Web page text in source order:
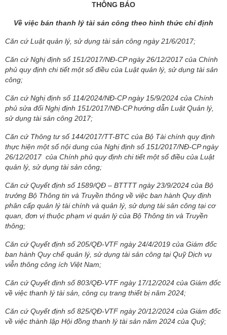
THÔNG BÁO
Về việc bán thanh lý tài sản công theo hình thức chỉ định
Căn cứ Luật quản lý, sử dụng tài sản công ngày 21/6/2017;
Căn cứ Nghị định số 151/2017/NĐ-CP ngày 26/12/2017 của Chính
phủ quy định chi tiết một số điều của Luật quản lý, sử dụng tài sản
công;
Căn cứ Nghị định số 114/2024/NĐ-CP ngày 15/9/2024 của Chính
phủ sửa đổi Nghị định 151/2017/NĐ-CP hướng dẫn Luật Quản lý,
sử dụng tài sản công 2017;
Căn cứ Thông tư số 144/2017/TT-BTC của Bộ Tài chính quy định
thực hiện một số nội dung của Nghị định số 151/2017/NĐ-CP ngày
26/12/2017 của Chính phủ quy định chi tiết một số điều của Luật
quản lý, sử dụng tài sản công;
Căn cứ Quyết định số 1589/QĐ – BTTTT ngày 23/9/2024 của Bộ
trưởng Bộ Thông tin và Truyền thông về việc ban hành Quy định
phân cấp quản lý tài chính và quản lý, sử dụng tài sản công tại cơ
quan, đơn vị thuộc phạm vi quản lý của Bộ Thông tin và Truyền
thông;
Căn cứ Quyết định số 205/QĐ-VTF ngày 24/4/2019 của Giám đốc
ban hành Quy chế quản lý, sử dụng tài sản công tại Quỹ Dịch vụ
viễn thông công ích Việt Nam;
Căn cứ Quyết định số 803/QĐ-VTF ngày 17/12/2024 của Giám đốc
về việc thanh lý tài sản, công cụ trang thiết bị năm 2024;
Căn cứ Quyết định số 825/QĐ-VTF ngày 20/12/2024 của Giám đốc
về việc thành lập Hội đồng thanh lý tài sản năm 2024 của Quỹ;